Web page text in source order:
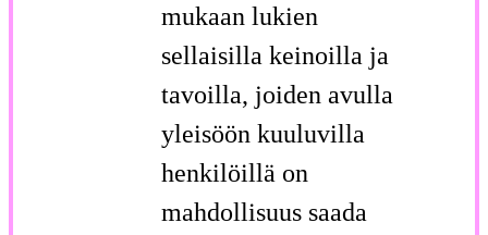
mukaan lukien
sellaisilla keinoilla ja
tavoilla, joiden avulla
yleisöön kuuluvilla
henkilöillä on
mahdollisuus saada